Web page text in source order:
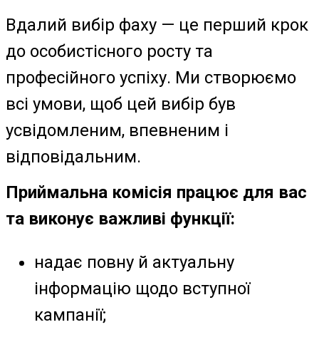
Вдалий вибір фаху — це перший крок
до особистісного росту та
професійного успіху. Ми створюємо
всі умови, щоб цей вибір був
усвідомленим, впевненим і
відповідальним.
Приймальна комісія працює для вас
та виконує важливі функції:
надає повну й актуальну
інформацію щодо вступної
кампанії;